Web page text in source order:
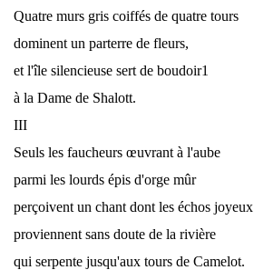
Quatre murs gris coiffés de quatre tours
dominent un parterre de fleurs,
et l'île silencieuse sert de boudoir1
à la Dame de Shalott.
III
Seuls les faucheurs œuvrant à l'aube
parmi les lourds épis d'orge mûr
perçoivent un chant dont les échos joyeux
proviennent sans doute de la rivière
qui serpente jusqu'aux tours de Camelot.